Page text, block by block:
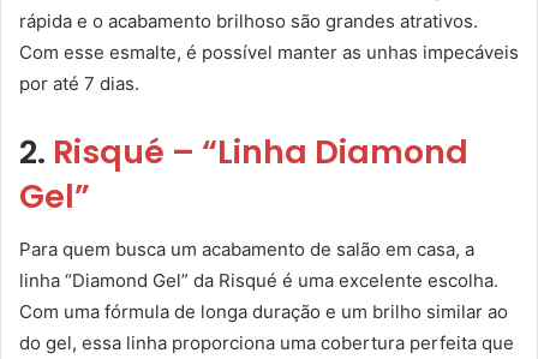
rápida e o acabamento brilhoso são grandes atrativos.
Com esse esmalte, é possível manter as unhas impecáveis
por até 7 dias.
2. Risqué – “Linha Diamond
Gel”
Para quem busca um acabamento de salão em casa, a
linha “Diamond Gel” da Risqué é uma excelente escolha.
Com uma fórmula de longa duração e um brilho similar ao
do gel, essa linha proporciona uma cobertura perfeita que